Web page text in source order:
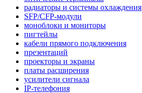
радиаторы и системы охлаждения
SFP/CFP-модули
моноблоки и мониторы
пигтейлы
кабели прямого подключения
презентаций
проекторы и экраны
платы расширения
усилители сигнала
IP-телефония